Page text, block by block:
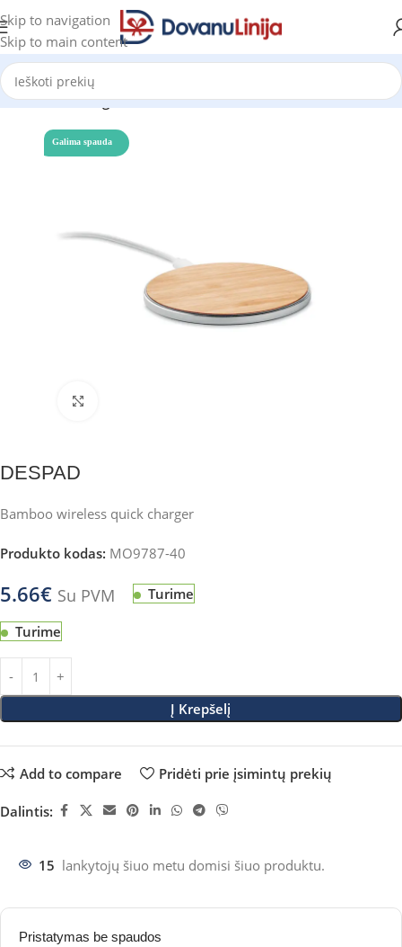
Skip to navigation
Skip to main content
Pradžia Katalogas
Galima spauda
DESPAD
Bamboo wireless quick charger
Produkto kodas: MO9787-40
5.66€ Su PVM Turime
Turime
Į Krepšelį
Add to compare Pridėti prie įsimintų prekių
Dalintis:
15 lankytojų šiuo metu domisi šiuo produktu.
Pristatymas be spaudos